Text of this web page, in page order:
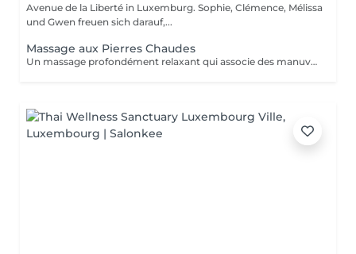
Avenue de la Liberté in Luxemburg. Sophie, Clémence, Mélissa
und Gwen freuen sich darauf,...
Massage aux Pierres Chaudes
Un massage profondément relaxant qui associe des manuvres enveloppantes à la chaleur des pierres volcaniques. La chaleur diffuse permet de relâcher les tensions musculaires en profondeur, favorise la détente et procure une sensation immédiate de lâcher-prise. Les mouvements lents et harmonieux accompagnent le corps vers un état de relaxation intense, tout en améliorant la circulation et la sensation de légèreté. Un soin idéal pour se détendre profondément, relâcher le stress et retrouver un équilibre entre le corps et l'esprit.